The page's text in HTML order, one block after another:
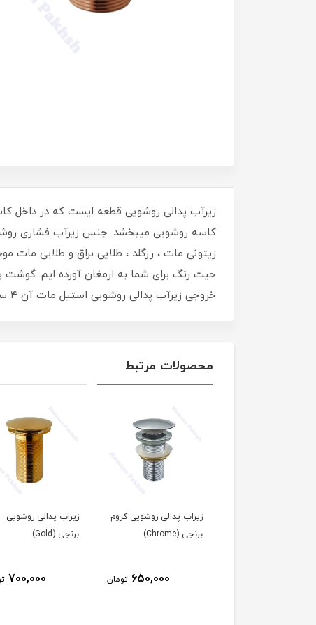
زیرآب پدالی روشویی قطعه ایست که در داخل
کاسه روشویی میبخشد. جنس زیرآب فشاری
زیتونی مات ، رزگلد ، طلایی براق و طلایی مات
حیث رنگ برای شما به ارمغان آورده ایم.
خروجی زیرآب پدالی روشویی استیل مات آن ۴ سانتی متر بوده و بدون سر ریز می‌باشد
محصولات مرتبط
زیراب پدالی روشویی کروم
برنجی (Chrome)
650,000 تومان
زیراب پدالی روشویی
برنجی (Gold)
700,000